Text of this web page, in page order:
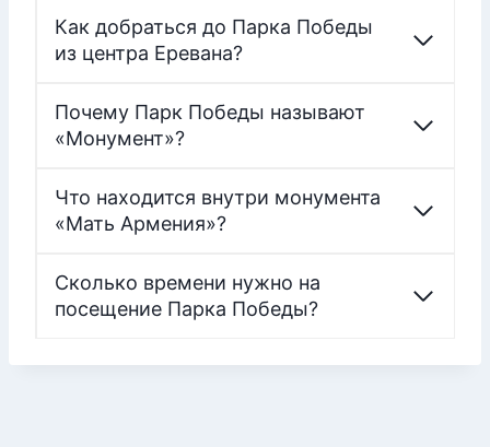
Как добраться до Парка Победы
из центра Еревана?
Почему Парк Победы называют
«Монумент»?
Что находится внутри монумента
«Мать Армения»?
Сколько времени нужно на
посещение Парка Победы?